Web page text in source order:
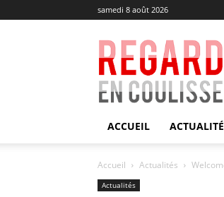
samedi 8 août 2026
Regard
en
ACCUEIL
Accueil Actualités
Actualités